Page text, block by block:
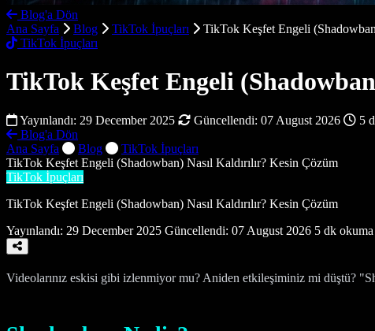
Blog'a Dön
Ana Sayfa
Blog TikTok İpuçları
TikTok Keşfet Engeli
TikTok İpuçları
TikTok Keşfet Engeli
Yayınlandı: 29 December 2025 Güncellendi: 07 August 2026 5
Blog'a Dön
Ana Sayfa
Blog
TikTok İpuçları
TikTok Keşfet Engeli (Shadowban) Nasıl Kaldırılır? Kesin Çözüm
TikTok İpuçları
TikTok Keşfet Engeli (Shadowban) Nasıl Kaldırılır? Kesin Çözüm
Yayınlandı: 29 December 2025 Güncellendi: 07 August 2026 5 dk okuma
Videolarınız eskisi gibi izlenmiyor mu? Aniden etkileşiminiz mi düştü?